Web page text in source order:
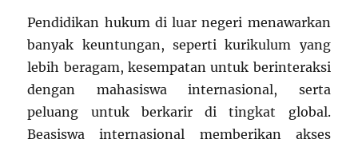
Pendidikan hukum di luar negeri menawarkan
banyak keuntungan, seperti kurikulum yang
lebih beragam, kesempatan untuk berinteraksi
dengan mahasiswa internasional, serta
peluang untuk berkarir di tingkat global.
Beasiswa internasional memberikan akses